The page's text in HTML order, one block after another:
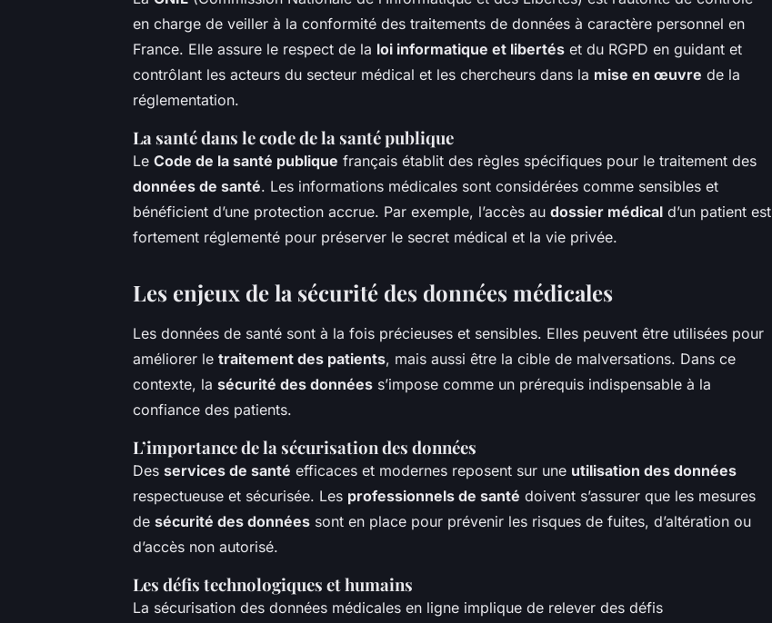
en charge de veiller à la conformité des traitements de données à caractère personnel en
France. Elle assure le respect de la loi informatique et libertés et du RGPD en guidant et
contrôlant les acteurs du secteur médical et les chercheurs dans la mise en œuvre de la
réglementation.
La santé dans le code de la santé publique
Le Code de la santé publique français établit des règles spécifiques pour le traitement des
données de santé. Les informations médicales sont considérées comme sensibles et
bénéficient d’une protection accrue. Par exemple, l’accès au dossier médical d’un patient est
fortement réglementé pour préserver le secret médical et la vie privée.
Les enjeux de la sécurité des données médicales
Les données de santé sont à la fois précieuses et sensibles. Elles peuvent être utilisées pour
améliorer le traitement des patients, mais aussi être la cible de malversations. Dans ce
contexte, la sécurité des données s’impose comme un prérequis indispensable à la
confiance des patients.
L’importance de la sécurisation des données
Des services de santé efficaces et modernes reposent sur une utilisation des données
respectueuse et sécurisée. Les professionnels de santé doivent s’assurer que les mesures
de sécurité des données sont en place pour prévenir les risques de fuites, d’altération ou
d’accès non autorisé.
Les défis technologiques et humains
La sécurisation des données médicales en ligne implique de relever des défis